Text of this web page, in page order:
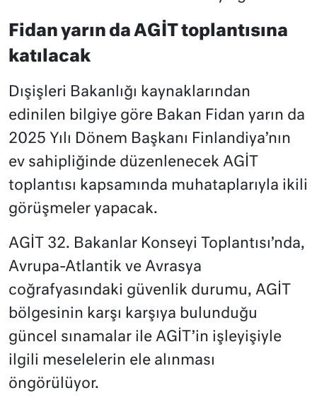
Fidan yarın da AGİT toplantısına
katılacak
Dışişleri Bakanlığı kaynaklarından
edinilen bilgiye göre Bakan Fidan yarın da
2025 Yılı Dönem Başkanı Finlandiya’nın
ev sahipliğinde düzenlenecek AGİT
toplantısı kapsamında muhataplarıyla ikili
görüşmeler yapacak.
AGİT 32. Bakanlar Konseyi Toplantısı’nda,
Avrupa-Atlantik ve Avrasya
coğrafyasındaki güvenlik durumu, AGİT
bölgesinin karşı karşıya bulunduğu
güncel sınamalar ile AGİT’in işleyişiyle
ilgili meselelerin ele alınması
öngörülüyor.